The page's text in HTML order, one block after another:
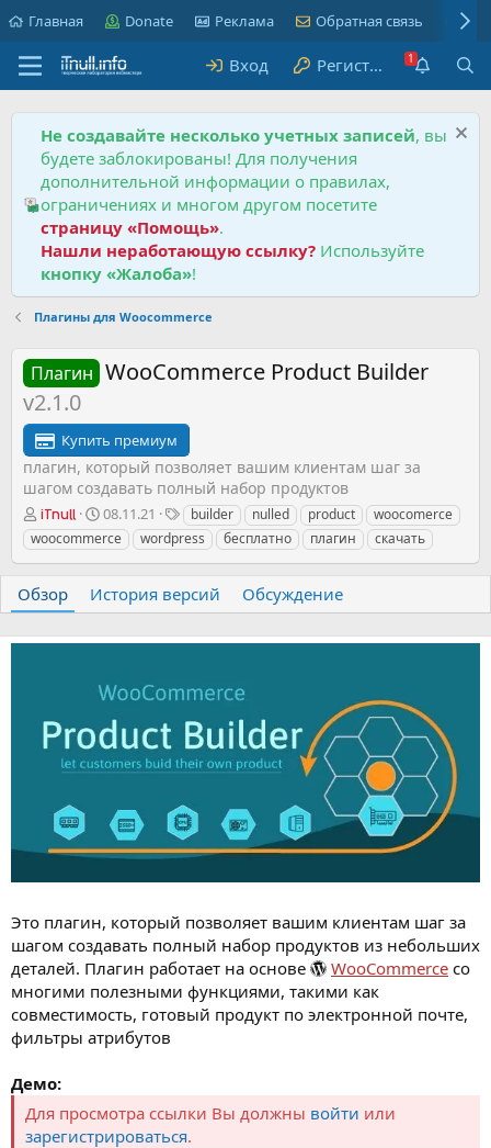
Главная Donate Реклама Обратная связь
Вход Регистрация
Не создавайте несколько учетных записей, вы
будете заблокированы! Для получения
дополнительной информации о правилах,
ограничениях и многом другом посетите
страницу «Помощь».
Нашли неработающую ссылку? Используйте
кнопку «Жалоба»!
Плагины для Woocommerce
Плагин WooCommerce Product Builder
v2.1.0
Купить премиум
плагин, который позволяет вашим клиентам шаг за
шагом создавать полный набор продуктов
А
в
т
р
iTnull
Д
а
т
с
о
н
я
08.11.21
Т
е
г
builder nulled product
woocomerce
woocommerce
wordpress бесплатно плагин скачать
Обзор История версий Обсуждение
Это плагин, который позволяет вашим клиентам шаг за
шагом создавать полный набор продуктов из небольших
деталей. Плагин работает на основе
WooCommerce со
многими полезными функциями, такими как
совместимость, готовый продукт по электронной почте,
фильтры атрибутов
Демо:
Для просмотра ссылки Вы должны войти или
зарегистрироваться.